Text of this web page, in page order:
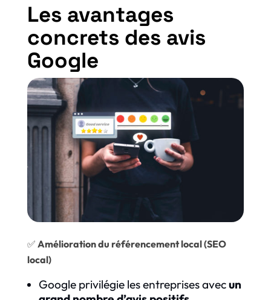
Les avantages
concrets des avis
Google
✅ Amélioration du référencement local (SEO
local)
Google privilégie les entreprises avecun